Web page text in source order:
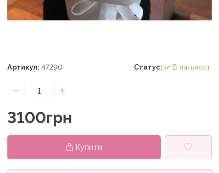
Артикул: 47290 Статус: В наявності
- +
3100грн
Купити